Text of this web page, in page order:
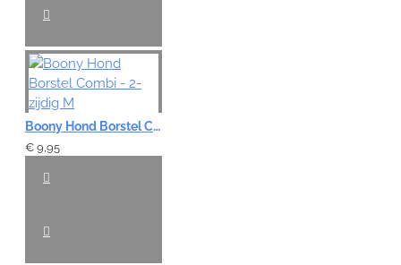
Boony Hond Borstel Combi - 2-zijdig M
€ 9,95